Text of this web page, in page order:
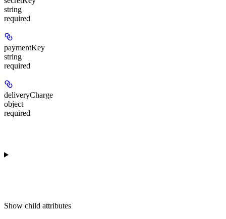
string
required
paymentKey
string
required
deliveryCharge
object
required
Show child attributes